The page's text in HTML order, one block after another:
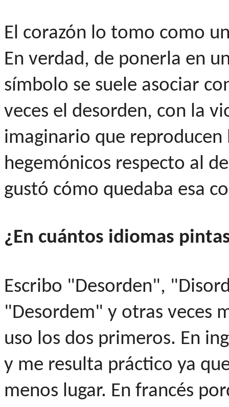
El corazón lo tomo como
En verdad, de ponerla en
símbolo se suele asociar
veces el desorden, con la
imaginario que
hegemónicos respecto al
gustó cómo quedaba esa
¿En cuántos idiomas
Escribo "Desorden",
"Desordem" y otras veces
uso los dos primeros. En
y me resulta práctico ya
menos lugar. En francés